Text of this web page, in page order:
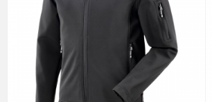
POŠALJI